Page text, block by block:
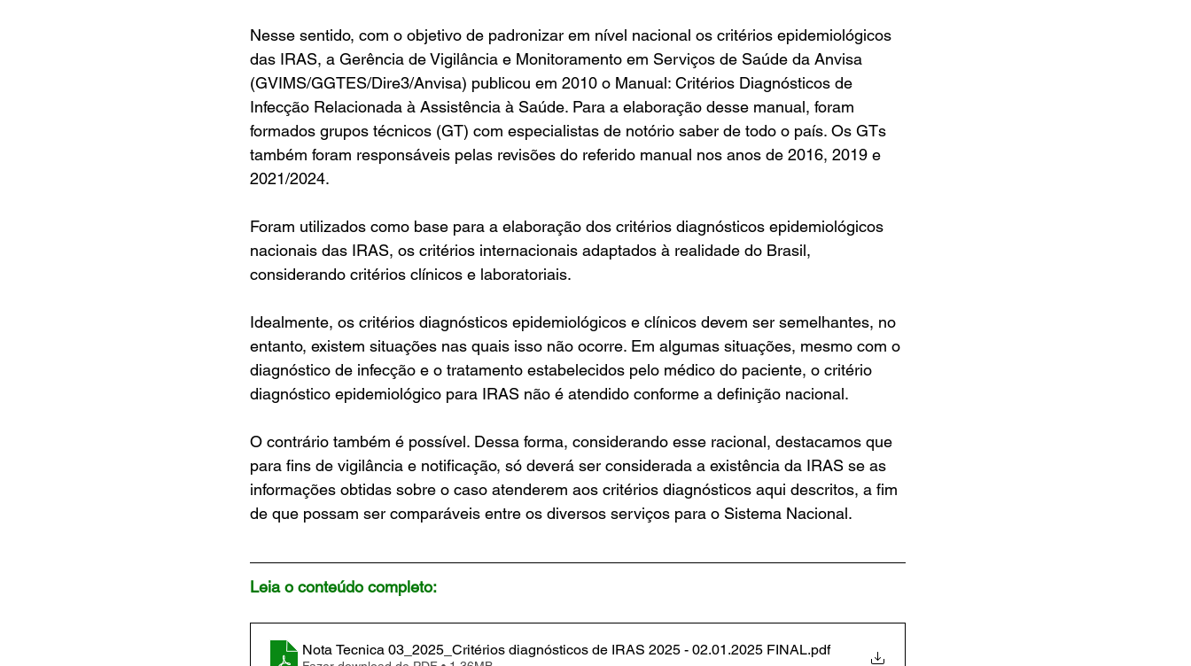
Nesse sentido, com o objetivo de padronizar em nível nacional os critérios epidemiológicos
das IRAS, a Gerência de Vigilância e Monitoramento em Serviços de Saúde da Anvisa
(GVIMS/GGTES/Dire3/Anvisa) publicou em 2010 o Manual: Critérios Diagnósticos de
Infecção Relacionada à Assistência à Saúde. Para a elaboração desse manual, foram
formados grupos técnicos (GT) com especialistas de notório saber de todo o país. Os GTs
também foram responsáveis pelas revisões do referido manual nos anos de 2016, 2019 e
2021/2024.
Foram utilizados como base para a elaboração dos critérios diagnósticos epidemiológicos
nacionais das IRAS, os critérios internacionais adaptados à realidade do Brasil,
considerando critérios clínicos e laboratoriais.
Idealmente, os critérios diagnósticos epidemiológicos e clínicos devem ser semelhantes, no
entanto, existem situações nas quais isso não ocorre. Em algumas situações, mesmo com o
diagnóstico de infecção e o tratamento estabelecidos pelo médico do paciente, o critério
diagnóstico epidemiológico para IRAS não é atendido conforme a definição nacional.
O contrário também é possível. Dessa forma, considerando esse racional, destacamos que
para fins de vigilância e notificação, só deverá ser considerada a existência da IRAS se as
informações obtidas sobre o caso atenderem aos critérios diagnósticos aqui descritos, a fim
de que possam ser comparáveis entre os diversos serviços para o Sistema Nacional.
Leia o conteúdo completo:
Nota Tecnica 03_2025_Critérios diagnósticos de IRAS 2025 - 02.01.2025 FINAL.pdf